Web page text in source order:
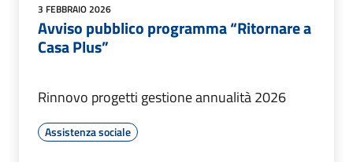
3 FEBBRAIO 2026
Avviso pubblico programma “Ritornare a
Casa Plus”
Rinnovo progetti gestione annualità 2026
Assistenza sociale